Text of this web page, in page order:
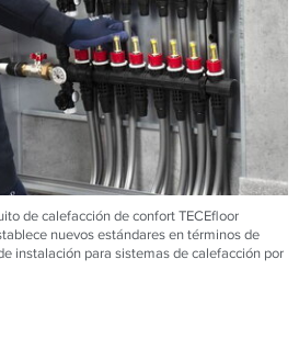
de calefacción de confort TECEfloor
nuevos estándares en términos de
instalación para sistemas de calefacción por